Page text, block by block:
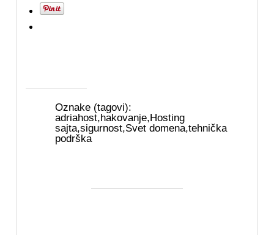
Oznake (tagovi):
adriahost,hakovanje,Hosting
sajta,sigurnost,Svet domena,tehnička
podrška